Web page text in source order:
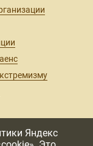
Яндекс